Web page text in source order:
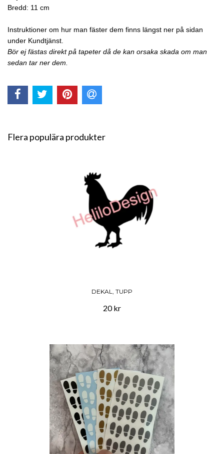
Bredd: 11 cm
Instruktioner om hur man fäster dem finns längst ner på sidan
under Kundtjänst.
Bör ej fästas direkt på tapeter då de kan orsaka skada om man
sedan tar ner dem.
Flera populära produkter
DEKAL, TUPP
20 kr